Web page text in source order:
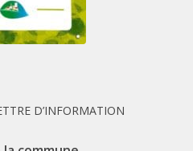
D’INFORMATION